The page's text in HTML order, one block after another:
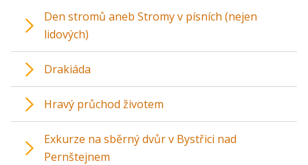
Den stromů aneb Stromy v písních (nejen
lidových)
Drakiáda
Hravý průchod životem
Exkurze na sběrný dvůr v Bystřici nad
Pernštejnem